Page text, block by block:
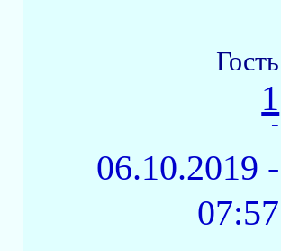
Гость
1
-
06.10.2019 -
07:57